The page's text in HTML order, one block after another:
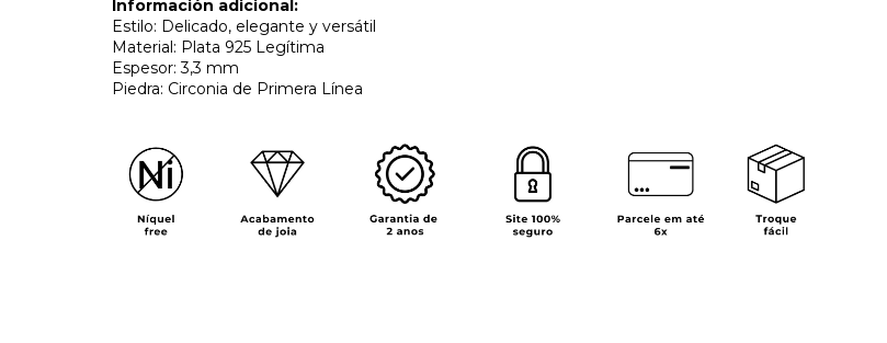
Información adicional:
Estilo: Delicado, elegante y versátil
Material: Plata 925 Legítima
Espesor: 3,3 mm
Piedra: Circonia de Primera Línea